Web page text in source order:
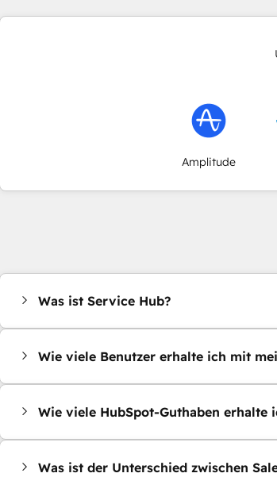
Amplitude
Was ist Service Hub?
Wie viele Benutzer erhalte ich mit
Wie viele HubSpot-Guthaben erhalte
Was ist der Unterschied zwischen